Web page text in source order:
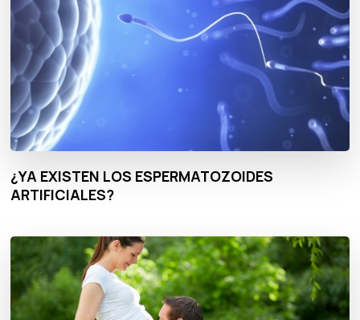
¿YA EXISTEN LOS ESPERMATOZOIDES
ARTIFICIALES?